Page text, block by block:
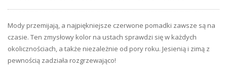
Mody przemijają, a najpiękniejsze czerwone pomadki zawsze są na
czasie. Ten zmysłowy kolor na ustach sprawdzi się w każdych
okolicznościach, a także niezależnie od pory roku. Jesienią i zimą z
pewnością zadziała rozgrzewająco!